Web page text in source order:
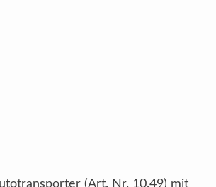
(Art. Nr. 10.49) mit